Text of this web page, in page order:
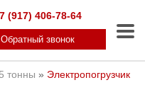
(917) 406-78-64
Обратный звонок
тонны » Электропогрузчик